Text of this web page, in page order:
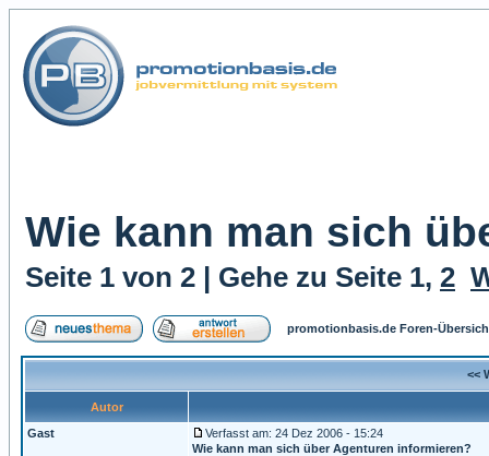
Wie kann man sich
Seite 1 von 2 | Gehe zu Seite 1, 2
promotionbasis.de Foren-
<<
Autor
Gast
Verfasst am: 24 Dez 2006 - 15:24
Wie kann man sich über Agenturen informieren?